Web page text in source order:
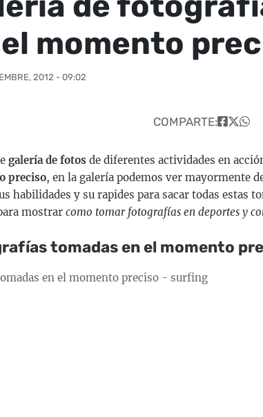
momento
2012 - 09:02
COMPARTE:
galería de fotos de diferentes actividades en
preciso, en la galería podemos ver mayormente
habilidades y su rapides para sacar todas estas
mostrar como tomar fotografías en deportes y
tomadas en el momento